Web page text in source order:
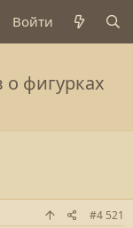
Войти
фигурках
#4 521